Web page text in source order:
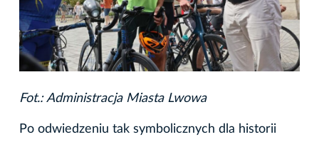
Fot.: Administracja Miasta Lwowa
Po odwiedzeniu tak symbolicznych dla historii